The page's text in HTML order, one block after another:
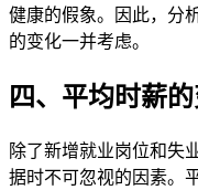
健康的假象。因此，分
的变化一并考虑。
四、平均时薪
除了新增就业岗位和失
据时不可忽视的因素。